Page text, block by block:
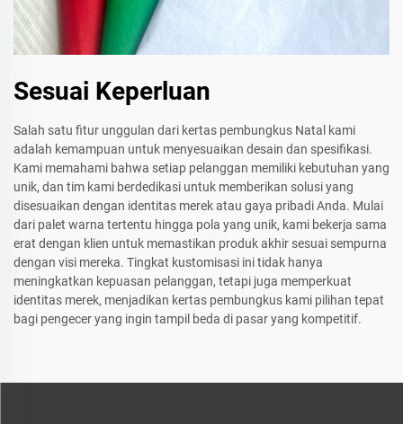
Sesuai Keperluan
Salah satu fitur unggulan dari kertas pembungkus Natal kami
adalah kemampuan untuk menyesuaikan desain dan spesifikasi.
Kami memahami bahwa setiap pelanggan memiliki kebutuhan yang
unik, dan tim kami berdedikasi untuk memberikan solusi yang
disesuaikan dengan identitas merek atau gaya pribadi Anda. Mulai
dari palet warna tertentu hingga pola yang unik, kami bekerja sama
erat dengan klien untuk memastikan produk akhir sesuai sempurna
dengan visi mereka. Tingkat kustomisasi ini tidak hanya
meningkatkan kepuasan pelanggan, tetapi juga memperkuat
identitas merek, menjadikan kertas pembungkus kami pilihan tepat
bagi pengecer yang ingin tampil beda di pasar yang kompetitif.